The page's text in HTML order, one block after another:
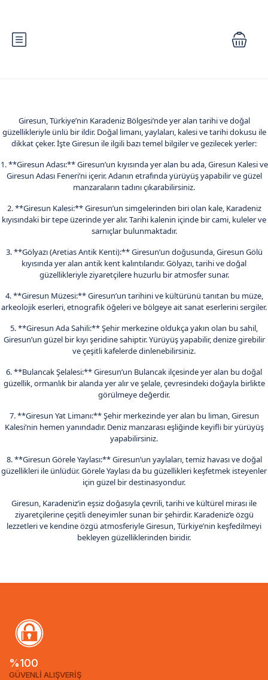
Giresun, Türkiye’nin Karadeniz Bölgesi’nde yer alan tarihi ve doğal
güzellikleriyle ünlü bir ildir. Doğal limanı, yaylaları, kalesi ve tarihi dokusu ile
dikkat çeker. İşte Giresun ile ilgili bazı temel bilgiler ve gezilecek yerler:
1. **Giresun Adası:** Giresun’un kıyısında yer alan bu ada, Giresun Kalesi ve
Giresun Adası Feneri’ni içerir. Adanın etrafında yürüyüş yapabilir ve güzel
manzaraların tadını çıkarabilirsiniz.
2. **Giresun Kalesi:** Giresun’un simgelerinden biri olan kale, Karadeniz
kıyısındaki bir tepe üzerinde yer alır. Tarihi kalenin içinde bir cami, kuleler ve
sarnıçlar bulunmaktadır.
3. **Gölyazı (Aretias Antik Kenti):** Giresun’un doğusunda, Giresun Gölü
kıyısında yer alan antik kent kalıntılarıdır. Gölyazı, tarihi ve doğal
güzellikleriyle ziyaretçilere huzurlu bir atmosfer sunar.
4. **Giresun Müzesi:** Giresun’un tarihini ve kültürünü tanıtan bu müze,
arkeolojik eserleri, etnografik öğeleri ve bölgeye ait sanat eserlerini sergiler.
5. **Giresun Ada Sahili:** Şehir merkezine oldukça yakın olan bu sahil,
Giresun’un güzel bir kıyı şeridine sahiptir. Yürüyüş yapabilir, denize girebilir
ve çeşitli kafelerde dinlenebilirsiniz.
6. **Bulancak Şelalesi:** Giresun’un Bulancak ilçesinde yer alan bu doğal
güzellik, ormanlık bir alanda yer alır ve şelale, çevresindeki doğayla birlikte
görülmeye değerdir.
7. **Giresun Yat Limanı:** Şehir merkezinde yer alan bu liman, Giresun
Kalesi’nin hemen yanındadır. Deniz manzarası eşliğinde keyifli bir yürüyüş
yapabilirsiniz.
8. **Giresun Görele Yaylası:** Giresun’un yaylaları, temiz havası ve doğal
güzellikleri ile ünlüdür. Görele Yaylası da bu güzellikleri keşfetmek isteyenler
için güzel bir destinasyondur.
Giresun, Karadeniz’in eşsiz doğasıyla çevrili, tarihi ve kültürel mirası ile
ziyaretçilerine çeşitli deneyimler sunan bir şehirdir. Karadeniz’e özgü
lezzetleri ve kendine özgü atmosferiyle Giresun, Türkiye’nin keşfedilmeyi
bekleyen güzelliklerinden biridir.
%100
GÜVENLİ ALIŞVERİŞ